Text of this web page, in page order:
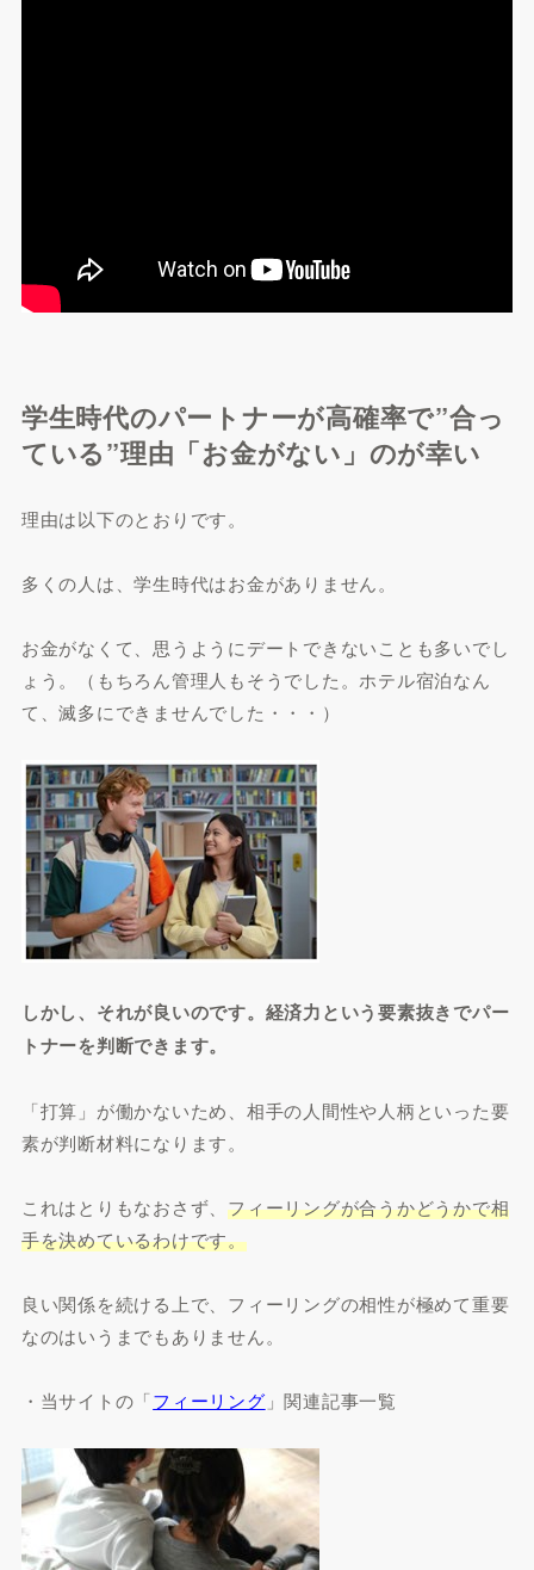
学生時代のパートナーが高確率で”合っ
ている”理由「お金がない」のが幸い
理由は以下のとおりです。
多くの人は、学生時代はお金がありません。
お金がなくて、思うようにデートできないことも多いでし
ょう。（もちろん管理人もそうでした。ホテル宿泊なん
て、滅多にできませんでした・・・）
しかし、それが良いのです。経済力という要素抜きでパー
トナーを判断できます。
「打算」が働かないため、相手の人間性や人柄といった要
素が判断材料になります。
これはとりもなおさず、フィーリングが合うかどうかで相
手を決めているわけです。
良い関係を続ける上で、フィーリングの相性が極めて重要
なのはいうまでもありません。
・当サイトの「フィーリング 」関連記事一覧